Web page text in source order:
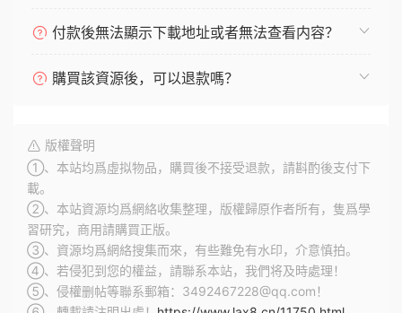
付款後無法顯示下載地址或者無法查看内容？
購買該資源後，可以退款嗎？
版權聲明
①、本站均爲虛拟物品，購買後不接受退款，請斟酌後支付下
載。
②、本站資源均爲網絡收集整理，版權歸原作者所有，隻爲學
習研究，商用請購買正版。
③、資源均爲網絡搜集而來，有些難免有水印，介意慎拍。
④、若侵犯到您的權益，請聯系本站，我們将及時處理！
⑤、侵權删帖等聯系郵箱：3492467228@qq.com！